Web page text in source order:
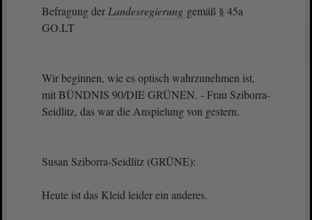
Befragung der Landesregierung gemäß § 45a
GO.LT
Wir beginnen, wie es optisch wahrzunehmen ist,
mit BÜNDNIS 90/DIE GRÜNEN. - Frau Sziborra-
Seidlitz, das war die Anspielung von gestern.
Susan Sziborra-Seidlitz (GRÜNE):
Heute ist das Kleid leider ein anderes.